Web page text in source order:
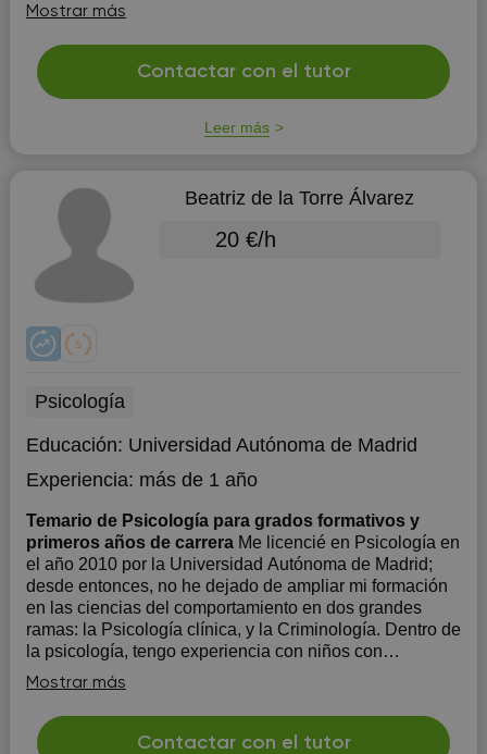
Mostrar más
Contactar con el tutor
Leer más
Beatriz de la Torre Álvarez
20 €/h
Psicología
Educación: Universidad Autónoma de Madrid
Experiencia: más de 1 año
Temario de Psicología para grados formativos y
primeros años de carrera Me licencié en Psicología en
el año 2010 por la Universidad Autónoma de Madrid;
desde entonces, no he dejado de ampliar mi formación
en las ciencias del comportamiento en dos grandes
ramas: la Psicología clínica, y la Criminología. Dentro de
la psicología, tengo experiencia con niños con
Trastornos ...
Mostrar más
Contactar con el tutor